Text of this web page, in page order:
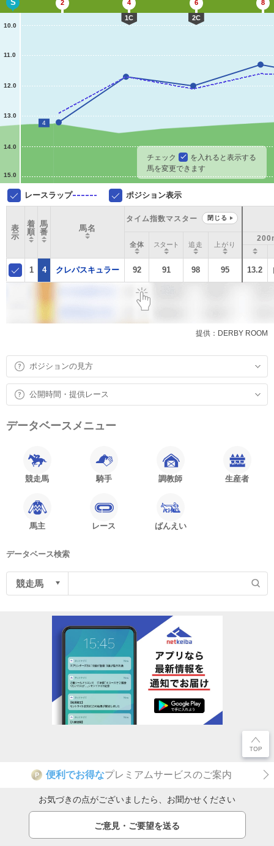
10.0
11.0
12.0
13.0
14.0
15.0
S 2 4
1C
6
2C
8
4
チェック
を入れると表示する
馬を変更できます
レースラップ ポジション表示
表
示
着
順
馬
番
馬名
タイム指数マスター 閉じる
全体 スタート 追走 上がり
1 4 クレパスキュラー 92 91 98 95 13.2
提供：DERBY ROOM
ポジションの見方
公開時間・提供レース
データベースメニュー
競走馬 騎手 調教師 生産者
馬主 レース ばんえい
データベース検索
P 便利でお得なプレミアムサービスのご案内
お気づきの点がございましたら、お聞かせください
ご意見・ご要望を送る